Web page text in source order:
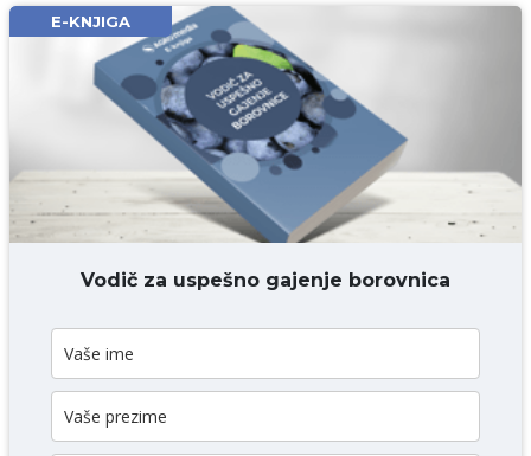
Email* obavezno
Komentar* obavezno
DODAJ KOMENTAR
E-KNJIGA
Vodič za uspešno gajenje borovnica